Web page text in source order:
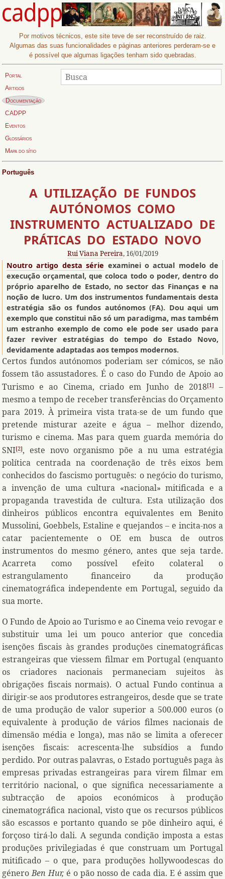
Por motivos técnicos, este site teve de ser reconstruído de raiz.
Algumas das suas funcionalidades e páginas anteriores perderam-se e
é possível que algumas ligações tenham sido quebradas.
Portal
Artigos
Página actual:
Documentação
CADPP
Eventos
Glossários
Mapa do sítio
Busca:
Procurar
Português
A UTILIZAÇÃO DE FUNDOS
AUTÓNOMOS COMO
INSTRUMENTO ACTUALIZADO DE
PRÁTICAS DO ESTADO NOVO
Rui Viana Pereira, 16/01/2019
Noutro artigo desta série examinei o actual modelo de
execução orçamental, que coloca todo o poder, dentro do
próprio aparelho de Estado, no sector das Finanças e na
noção de lucro. Um dos instrumentos fundamentais desta
estratégia são os fundos autónomos (FA). Dou aqui um
exemplo que constitui não só um paradigma, mas também
um estranho exemplo de como ele pode ser usado para
fazer reviver estratégias do tempo do Estado Novo,
devidamente adaptadas aos tempos modernos.
Certos fundos autónomos poderiam ser cómicos, se não
fossem tão assustadores. É o caso do Fundo de Apoio ao
Turismo e ao Cinema, criado em Junho de 2018 1 –
mesmo a tempo de receber transferências do Orçamento
para 2019. À primeira vista trata-se de um fundo que
pretende misturar azeite e água – melhor dizendo,
turismo e cinema. Mas para quem guarda memória do
SNI 2 , este novo organismo põe a nu uma estratégia
política centrada na coordenação de três eixos bem
conhecidos do fascismo português: o negócio do turismo,
a invenção de uma cultura «nacional» mitificada e a
propaganda travestida de cultura. Esta utilização dos
dinheiros públicos encontra equivalentes em Benito
Mussolini, Goebbels, Estaline e quejandos – e incita-nos a
catar pacientemente o OE em busca de outros
instrumentos do mesmo género, antes que seja tarde.
Acarreta como possível efeito colateral o
estrangulamento financeiro da produção
cinematográfica independente em Portugal, seguido da
sua morte.
O Fundo de Apoio ao Turismo e ao Cinema veio revogar e
substituir uma lei um pouco anterior que concedia
isenções fiscais às grandes produções cinematográficas
estrangeiras que viessem filmar em Portugal (enquanto
os criadores nacionais permaneciam sujeitos às
obrigações fiscais normais). O actual Fundo continua a
dirigir-se aos produtores estrangeiros, desde que se trate
de uma produção de valor superior a 500.000 euros (o
equivalente à produção de vários filmes nacionais de
dimensão média e longa), mas não se limita a oferecer
isenções fiscais: acrescenta-lhe subsídios a fundo
perdido. Por outras palavras, o Estado português paga às
empresas privadas estrangeiras para virem filmar em
território nacional, o que significa necessariamente a
subtracção de apoios económicos à produção
cinematográfica nacional, visto que os recursos públicos
são escassos e portanto quando se põe dinheiro aqui, é
forçoso tirá-lo dali. A segunda condição imposta a estas
produções privilegiadas é que construam um Portugal
mitificado – o que, para produções hollywoodescas do
géneroBen Hur, é o pão nosso de cada dia. E é assim que